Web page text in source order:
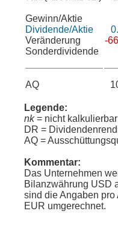
Gewinn/Aktie
Dividende/Aktie
Veränderung
Sonderdividende
AQ
-
Legende:
nk= nicht kalkulierbar
DR =
AQ =
Kommentar:
Das Unternehmen
Bilanzwährung USD
sind die Angaben
EUR umgerechnet.